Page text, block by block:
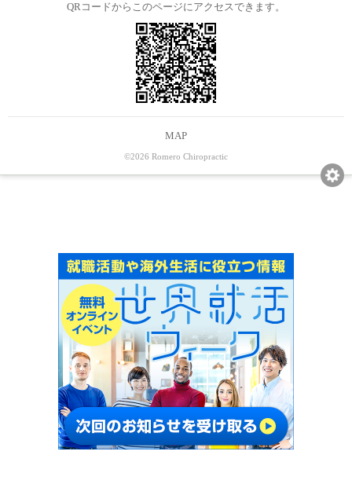
QRコードからこのページにアクセスできます。
MAP
©2026 Romero Chiropractic